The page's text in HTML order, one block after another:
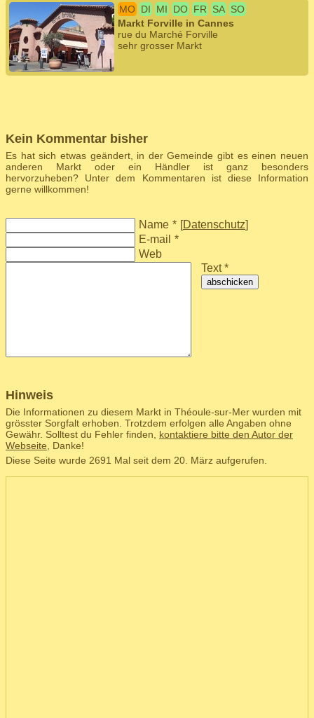
MO DI MI DO FR SA SO
Markt Forville in Cannes
rue du Marché Forville
sehr grosser Markt
Kein Kommentar bisher
Es hat sich etwas geändert, in der Gemeinde gibt es einen neuen
anderen Markt oder ein Händler ist ganz besonders
hervorzuheben? Unter dem Kommentaren ist diese Information
gerne willkommen!
Name * [Datenschutz]
E-mail *
Web
Text *
abschicken
Hinweis
Die Informationen zu diesem Markt in Théoule-sur-Mer wurden mit
grösster Sorgfalt erhoben. Trotzdem erfolgen alle Angaben ohne
Gewähr. Solltest du Fehler finden, kontaktiere bitte den Autor der
Webseite , Danke!
Diese Seite wurde 2691 Mal seit dem 20. März aufgerufen.